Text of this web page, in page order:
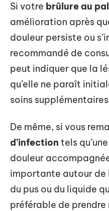
Si votre brûlure au
amélioration après
douleur persiste ou
recommandé de
peut indiquer que la
qu’elle ne paraît
soins
De même, si vous
d’infection tels
douleur
importante autour de
du pus ou du liquide
préférable de